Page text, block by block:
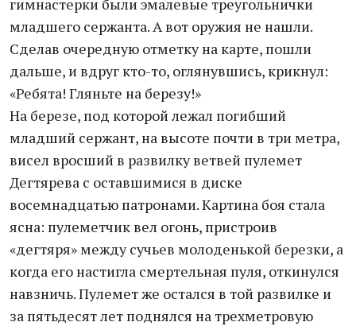
гимнастерки были эмалевые треугольнички
младшего сержанта. А вот оружия не нашли.
Сделав очередную отметку на карте, пошли
дальше, и вдруг кто-то, оглянувшись, крикнул:
«Ребята! Гляньте на березу!»
На березе, под которой лежал погибший
младший сержант, на высоте почти в три метра,
висел вросший в развилку ветвей пулемет
Дегтярева с оставшимися в диске
восемнадцатью патронами. Картина боя стала
ясна: пулеметчик вел огонь, пристроив
«дегтяря» между сучьев молоденькой березки, а
когда его настигла смертельная пуля, откинулся
навзничь. Пулемет же остался в той развилке и
за пятьдесят лет поднялся на трехметровую